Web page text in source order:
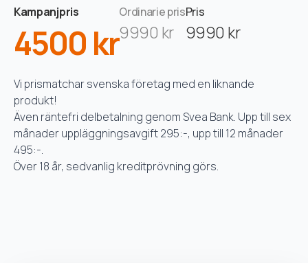
Kampanjpris
4500 kr
Ordinarie pris
9990 kr
Pris
9990 kr
Vi prismatchar svenska företag med en liknande
produkt!
Även räntefri delbetalning genom Svea Bank. Upp till sex
månader uppläggningsavgift 295:-, upp till 12 månader
495:-.
Över 18 år, sedvanlig kreditprövning görs.